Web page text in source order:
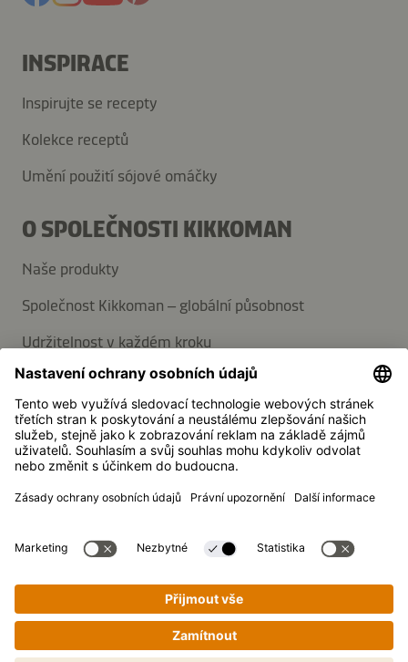
Snadné vaření krok za krokem!
INSPIRACE
Inspirujte se recepty
Kolekce receptů
Umění použití sójové omáčky
O SPOLEČNOSTI KIKKOMAN
Naše produkty
Společnost Kikkoman – globální působnost
Udržitelnost v každém kroku
POMOC A PODPORA
Často kladené dotazy
Kontaktujte nás
Přihlaste se k odběru novinek
Média
Kikkoman je registrovaná ochranná známka společnosti
Kikkoman Corporation, Japonsko.
© Kikkoman Trading Europe GmbH 2023 – 2026